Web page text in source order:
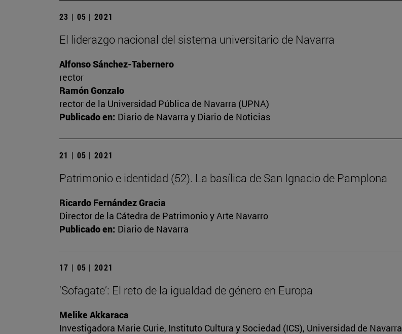
23 | 05 | 2021
El liderazgo nacional del sistema universitario de Navarra
Alfonso Sánchez-Tabernero
rector
Ramón Gonzalo
rector de la Universidad Pública de Navarra (UPNA)
Publicado en: Diario de Navarra y Diario de Noticias
21 | 05 | 2021
Patrimonio e identidad (52). La basílica de San Ignacio de Pamplona
Ricardo Fernández Gracia
Director de la Cátedra de Patrimonio y Arte Navarro
Publicado en: Diario de Navarra
17 | 05 | 2021
‘Sofagate’: El reto de la igualdad de género en Europa
Melike Akkaraca
Investigadora Marie Curie, Instituto Cultura y Sociedad (ICS), Universidad de Navarra